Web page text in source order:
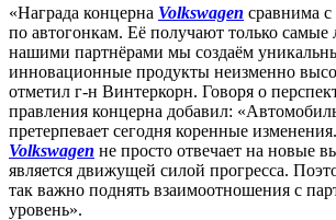
«Награда концерна Volkswagen сравнима
по автогонкам. Её получают только
нашими партнёрами мы создаём
инновационные продукты неизменно
отметил г-н Винтеркорн. Говоря о
правления концерна добавил:
претерпевает сегодня коренные
Volkswagen не просто отвечает на новые
является движущей силой прогресса.
так важно поднять взаимоотношения с
уровень».